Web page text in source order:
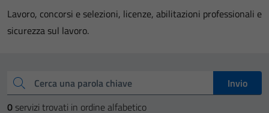
Lavoro, concorsi e selezioni, licenze, abilitazioni professionali e
sicurezza sul lavoro.
Cerca una parola chiave
Invio
0 servizi trovati in ordine alfabetico